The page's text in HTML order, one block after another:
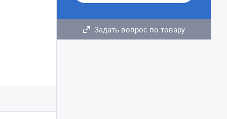
Задать вопрос по товару